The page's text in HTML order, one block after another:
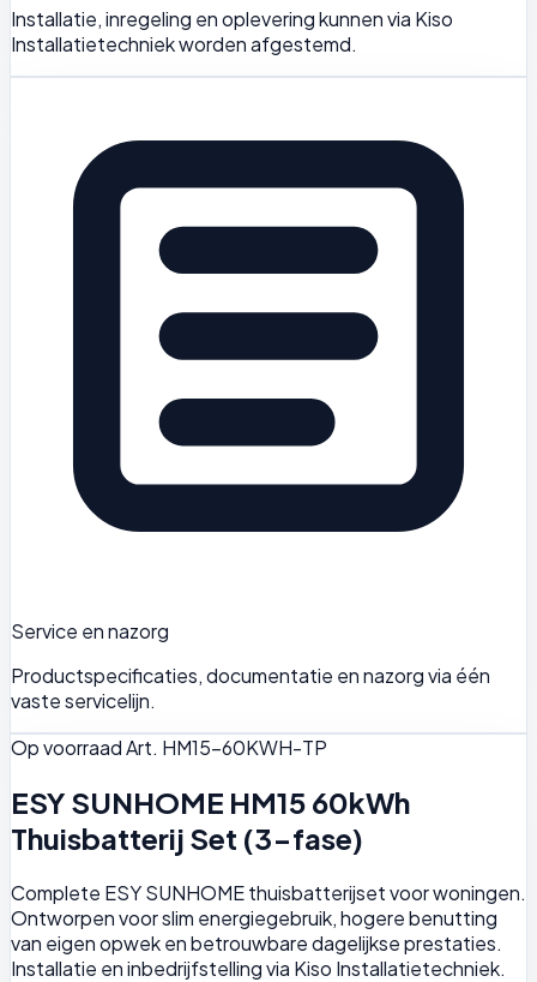
Installatie, inregeling en oplevering kunnen via Kiso
Installatietechniek worden afgestemd.
Service en nazorg
Productspecificaties, documentatie en nazorg via één
vaste servicelijn.
Op voorraadArt. HM15-60KWH-TP
ESY SUNHOME HM15 60kWh
Thuisbatterij Set (3-fase)
Complete ESY SUNHOME thuisbatterijset voor woningen.
Ontworpen voor slim energiegebruik, hogere benutting
van eigen opwek en betrouwbare dagelijkse prestaties.
Installatie en inbedrijfstelling via Kiso Installatietechniek.